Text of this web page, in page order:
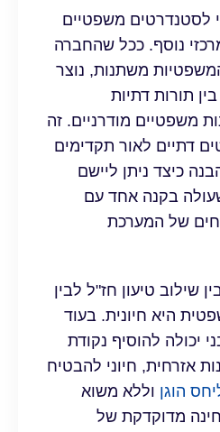
לסטנדרטים משפטיים
נוסף. ככל שהחברה
משתנות, נוצר
תורות דתיות
משפטיים מודרניים. זה
דתיים לאור תקדימים
כיצד ניתן ליישם
בקנה אחד עם
של המערכת
שילוב טיעון חז"ל לבין
היא חיונית. בעוד
יכולה להוסיף נקודת
אזרחית, חיוני להבטיח
הוגן וללא משוא
מדוקדקת של